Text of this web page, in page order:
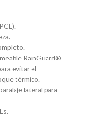
RainGuard®
evitar el
térmico.
lateral para